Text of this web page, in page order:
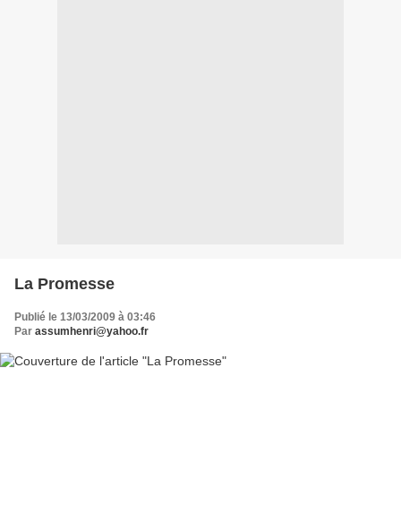
La Promesse
Publié le 13/03/2009 à 03:46
Par assumhenri@yahoo.fr